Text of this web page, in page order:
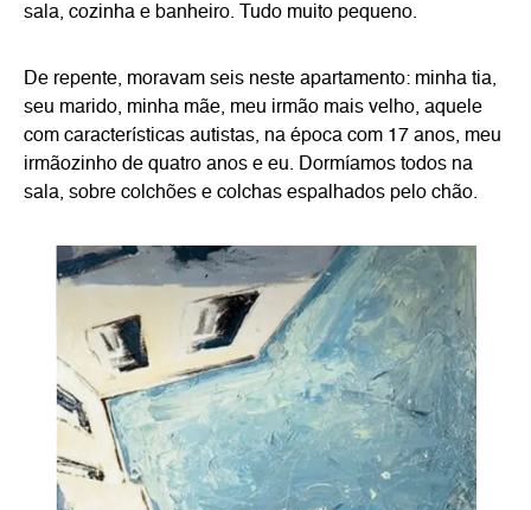
sala, cozinha e banheiro. Tudo muito pequeno.
De repente, moravam seis neste apartamento: minha tia,
seu marido, minha mãe, meu irmão mais velho, aquele
com características autistas, na época com 17 anos, meu
irmãozinho de quatro anos e eu. Dormíamos todos na
sala, sobre colchões e colchas espalhados pelo chão.